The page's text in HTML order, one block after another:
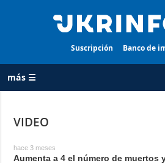
Suscripción Banco de
más ☰
CATEGORÍAS
VIDEO
hace 3 meses
Aumenta a 4 el número de muertos